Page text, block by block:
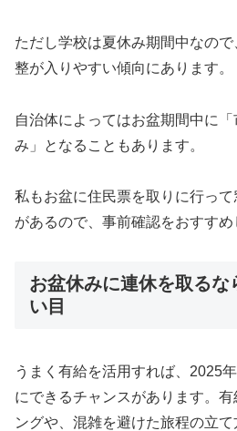
ただし学校は夏休み期間中なの
整が入りやすい傾向にあります。
自治体によってはお盆期間中に
み」となることもあります。
私もお盆に住民票を取りに行っ
があるので、事前確認をおすすめ
お盆休みに連休を取るな
い目
うまく有給を活用すれば、2025
にできるチャンスがあります。
ングや、混雑を避けた旅程の立て